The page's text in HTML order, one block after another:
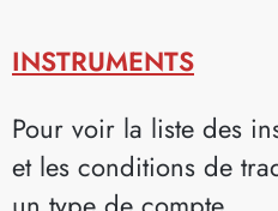
INSTRUMENTS
Pour voir la liste des
et les conditions de